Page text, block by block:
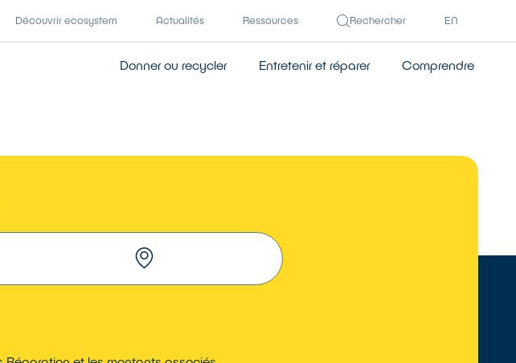
Découvrir ecosystem Actualités Ressources Rechercher EN
Donner ou recycler Entretenir et réparer Comprendre